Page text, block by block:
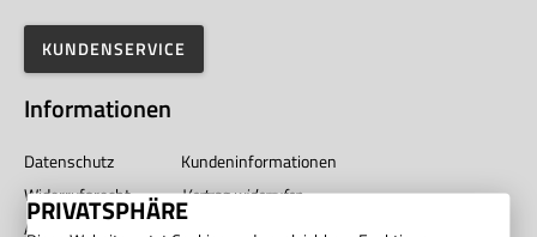
KUNDENSERVICE
Informationen
Datenschutz
Kundeninformationen
Widerrufsrecht
Vertrag widerrufen
AGB
PRIVATSPHÄRE